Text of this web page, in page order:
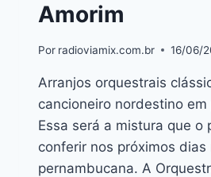
Amorim
Por radioviamix.com.br 16/06/
Arranjos orquestrais
cancioneiro nordestino em
Essa será a mistura que o
conferir nos próximos dias
pernambucana. A